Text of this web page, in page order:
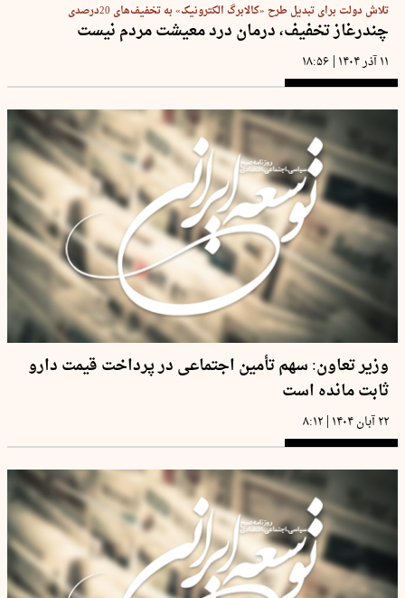
تلاش دولت برای تبدیل طرح «کالابرگ الکترونیک» به تخفیف‌های 20درصدی
چندرغاز تخفیف، درمان درد معیشت مردم نیست
۱۱ آذر ۱۴۰۴ | ۱۸:۵۶
وزیر تعاون: سهم تأمین اجتماعی در پرداخت قیمت دارو
ثابت مانده است
۲۲ آبان ۱۴۰۴ | ۸:۱۲